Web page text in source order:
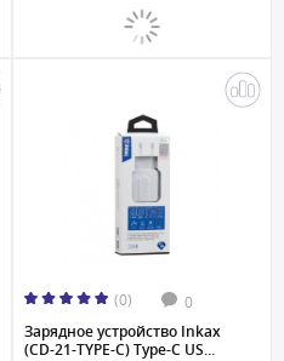
(0) 0
Зарядное устройство Inkax
(CD-21-TYPE-C) Type-C US...